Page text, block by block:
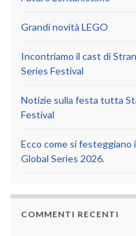
Grandi novità LEGO
Incontriamo il cast di
Series Festival
Notizie sulla festa tutta
Festival
Ecco come si festeggiano
Global Series 2026.
COMMENTI RECENTI